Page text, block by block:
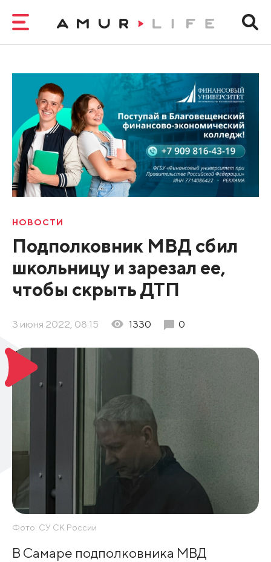
НОВОСТИ
Подполковник МВД сбил
школьницу и зарезал ее,
чтобы скрыть ДТП
3 июня 2022, 08:15 1330 0
Фото: СУ СК России
В Самаре подполковника МВД